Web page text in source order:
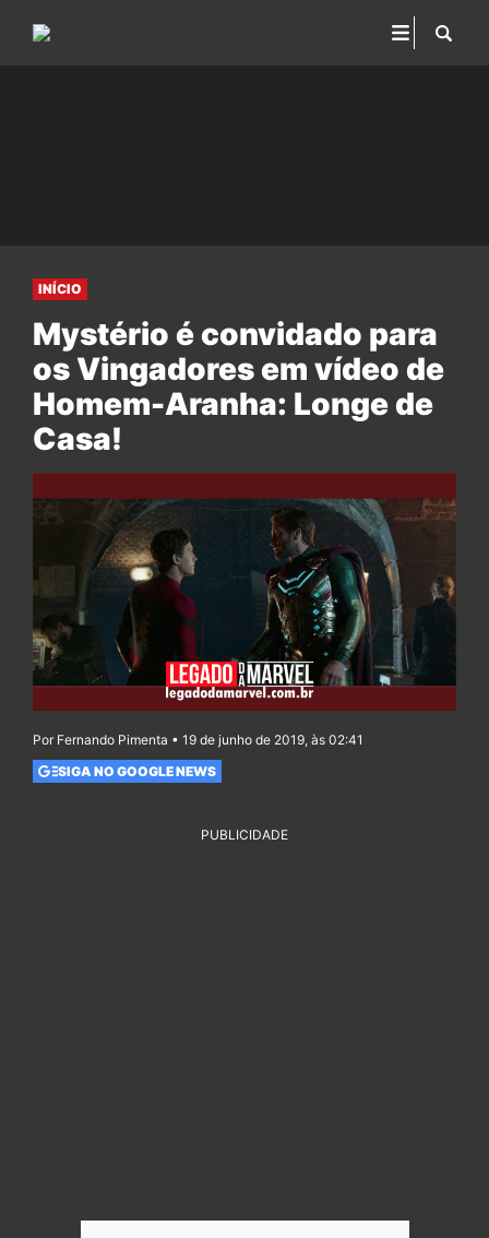
INÍCIO
Mystério é convidado para
os Vingadores em vídeo de
Homem-Aranha: Longe de
Casa!
Por Fernando Pimenta • 19 de junho de 2019, às 02:41
SIGA NO GOOGLE NEWS
PUBLICIDADE